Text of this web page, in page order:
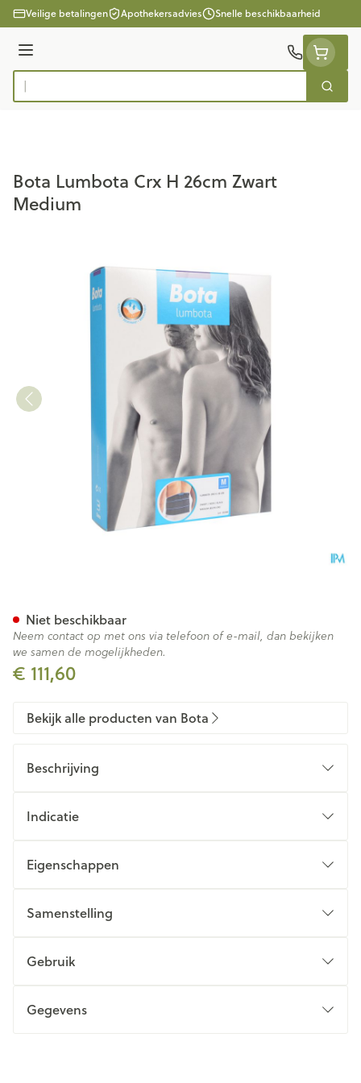
Ga naar de inhoud
Veilige betalingen Apothekersadvies Snelle beschikbaarheid
Menu
Product, merk, categorie... Zoek
Bota Lumbota Crx H 26cm Zwart
Medium
€ 111,60
Niet beschikbaar
Neem contact op met ons via telefoon of e-mail, dan bekijken
we samen de mogelijkheden.
Bekijk alle producten van Bota
Beschrijving
Indicatie
Eigenschappen
Samenstelling
Gebruik
Gegevens